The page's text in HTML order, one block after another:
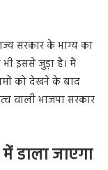
सरकार के भाग्य का
इससे जुड़ा है। मैं
को देखने के बाद
वाली भाजपा सरकार
डाला जाएगा